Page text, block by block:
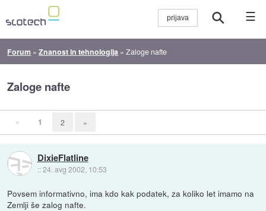
☰
Forum »Znanost in tehnologija »Zaloge nafte
Zaloge nafte
« 1 2 »
DixieFlatline
::24. avg 2002, 10:53
Povsem informativno, ima kdo kak podatek, za koliko let imamo na
Zemlji še zalog nafte.